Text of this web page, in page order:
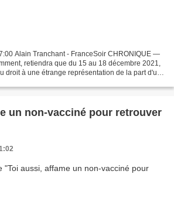
Alain Tranchant - FranceSoir CHRONIQUE —
retiendra que du 15 au 18 décembre 2021,
droit à une étrange représentation de la part d'un
un non-vacciné pour retrouver